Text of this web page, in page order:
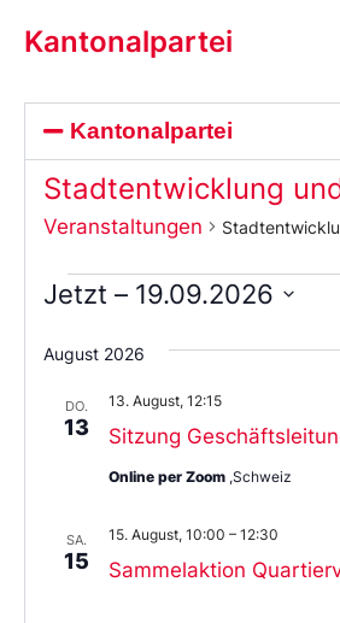
Kantonalpartei
Kantonalpartei
Stadtentwicklung
Veranstaltungen
Jetzt – 19.09.2026
Sie
das
aus.
August 2026
DO.
13 Sitzung
13. August, 12:15
Online per Zoom ,Schweiz
SA.
15 Sammelaktion
15. August, 10:00 – 12:30